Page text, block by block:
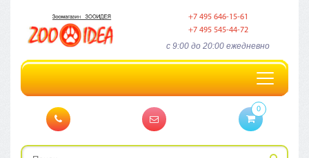
+7 495 646-15-61
+7 495 545-44-72
c 9:00 до 20:00 ежедневно
Toggle
navigation
0